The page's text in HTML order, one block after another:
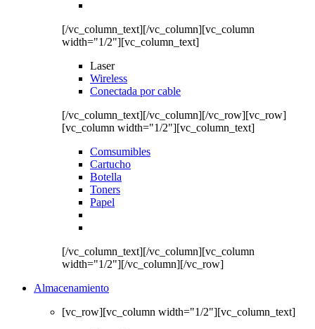
[/vc_column_text][/vc_column][vc_column
width="1/2"][vc_column_text]
Laser
Wireless
Conectada por cable
[/vc_column_text][/vc_column][/vc_row][vc_row]
[vc_column width="1/2"][vc_column_text]
Comsumibles
Cartucho
Botella
Toners
Papel
[/vc_column_text][/vc_column][vc_column
width="1/2"][/vc_column][/vc_row]
Almacenamiento
[vc_row][vc_column width="1/2"][vc_column_text]